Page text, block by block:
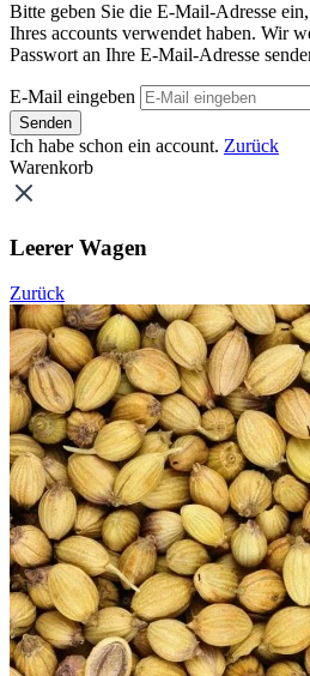
Bitte geben Sie die E-Mail-Adresse
Ihres accounts verwendet haben. Wir
Passwort an Ihre E-Mail-Adresse
E-Mail eingeben
Senden
Ich habe schon ein account. Zurück
Warenkorb
Leerer Wagen
Zurück